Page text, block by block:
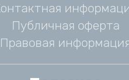
Публичная оферта
Правовая